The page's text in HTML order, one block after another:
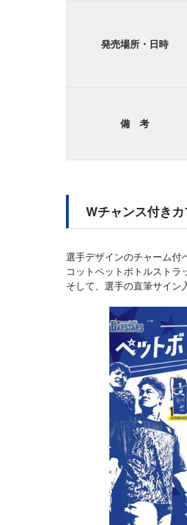
発売場所・日時
備 考
Wチャンス付き
選手デザインのチャーム付
コットペットボトルスト
そして、選手の直筆サイン